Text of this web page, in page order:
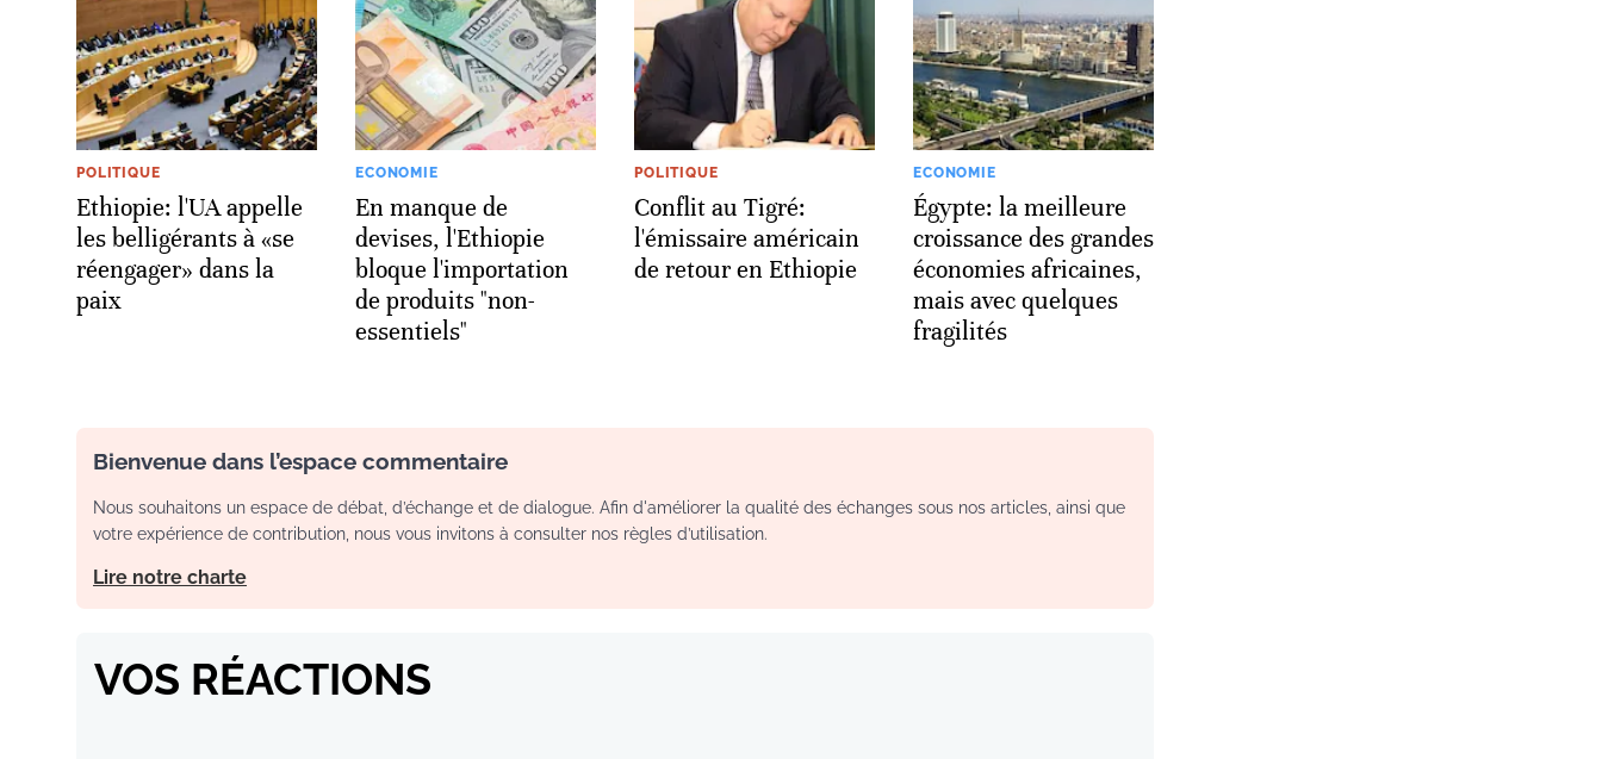
POLITIQUE
Ethiopie: l'UA appelle
les belligérants à «se
réengager» dans la
paix
ECONOMIE
En manque de
devises, l'Ethiopie
bloque l'importation
de produits "non-
essentiels"
POLITIQUE
Conflit au Tigré:
l'émissaire américain
de retour en Ethiopie
ECONOMIE
Égypte: la meilleure
croissance des grandes
économies africaines,
mais avec quelques
fragilités
Bienvenue dans l’espace commentaire
Nous souhaitons un espace de débat, d’échange et de dialogue. Afin d'améliorer la qualité des échanges sous nos articles, ainsi que
votre expérience de contribution, nous vous invitons à consulter nos règles d’utilisation.
Lire notre charte
VOS RÉACTIONS